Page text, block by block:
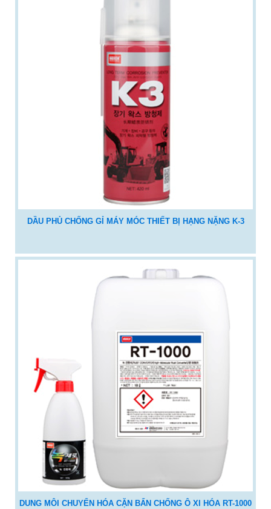
DẦU PHỦ CHỐNG GỈ MÁY MÓC THIẾT BỊ HẠNG NẶNG K-3
DUNG MÔI CHUYỂN HÓA CẶN BẨN CHỐNG Ô XI HÓA RT-1000